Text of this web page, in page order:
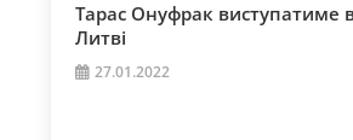
Тарас Онуфрак виступатиме
Литві
27.01.2022